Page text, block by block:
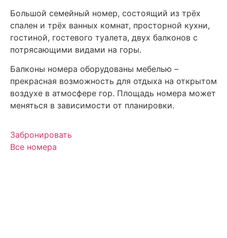
Большой семейный номер, состоящий из трёх
спален и трёх ванных комнат, просторной кухни,
гостиной, гостевого туалета, двух балконов с
потрясающими видами на горы.
Балконы номера оборудованы мебелью –
прекрасная возможность для отдыха на открытом
воздухе в атмосфере гор. Площадь номера может
меняться в зависимости от планировки.
Забронировать
Все номера